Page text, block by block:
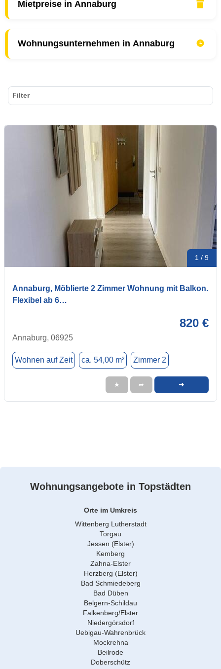
Mietpreise in Annaburg
Wohnungsunternehmen in Annaburg
1 / 9
Annaburg, Möblierte 2 Zimmer Wohnung mit Balkon.
Flexibel ab 6…
820 €
Annaburg, 06925
Wohnen auf Zeit ca. 54,00 m² Zimmer 2
★ ➦ ➜
Filter
Wohnungsangebote in Topstädten
Orte im Umkreis
Wittenberg Lutherstadt
Torgau
Jessen (Elster)
Kemberg
Zahna-Elster
Herzberg (Elster)
Bad Schmiedeberg
Bad Düben
Belgern-Schildau
Falkenberg/Elster
Niedergörsdorf
Uebigau-Wahrenbrück
Mockrehna
Beilrode
Doberschütz